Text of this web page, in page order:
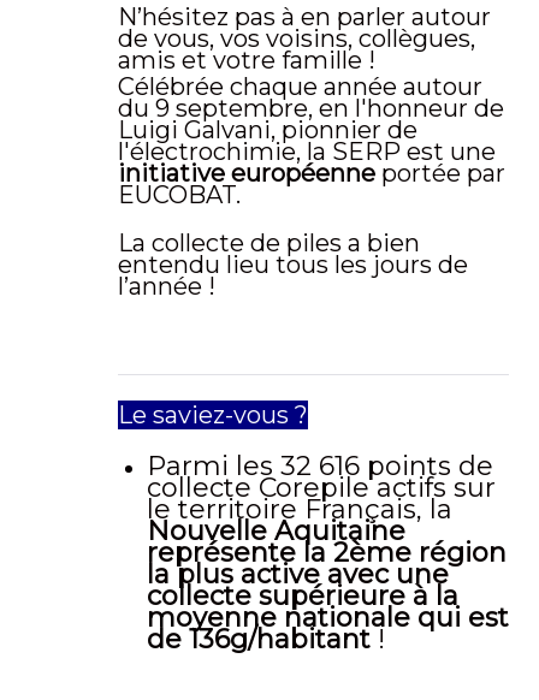
N’hésitez pas à en parler autour
de vous, vos voisins, collègues,
amis et votre famille !
Célébrée chaque année autour
du 9 septembre, en l'honneur de
Luigi Galvani, pionnier de
l'électrochimie, la SERP est une
initiative européenne portée par
EUCOBAT.
La collecte de piles a bien
entendu lieu tous les jours de
l’année !
Le saviez-vous ?
Parmi les 32 616 points de
collecte Corepile actifs sur
le territoire Français, la
Nouvelle Aquitaine
représente la 2ème région
la plus active avec une
collecte supérieure à la
moyenne nationale qui est
de 136g/habitant !